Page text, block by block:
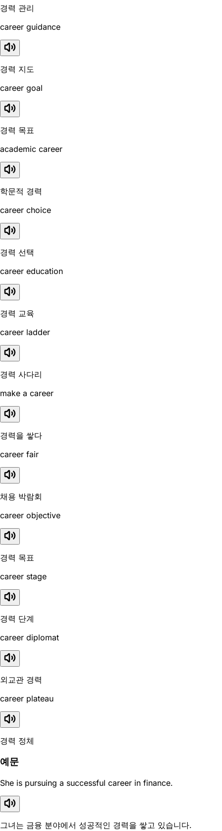
경력 관리
career guidance
경력 지도
career goal
경력 목표
academic career
학문적 경력
career choice
경력 선택
career education
경력 교육
career ladder
경력 사다리
make a career
경력을 쌓다
career fair
채용 박람회
career objective
경력 목표
career stage
경력 단계
career diplomat
외교관 경력
career plateau
경력 정체
예문
She is pursuing a successful career in finance.
그녀는 금융 분야에서 성공적인 경력을 쌓고 있습니다.